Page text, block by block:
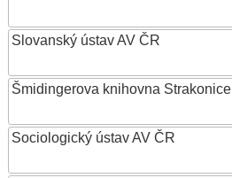
Slovanský ústav AV ČR
Šmidingerova knihovna Strakonice
Sociologický ústav AV ČR